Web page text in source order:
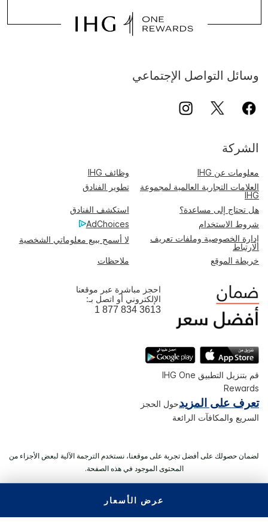
عرض الأسعار
وسائل التواصل الإجتماعي
الشركة
معلومات عن IHG
وظائف IHG
العلامات التجارية العالمية لمجموعة
IHG
تطوير الفنادق
هل تحتاج إلى مساعدة؟
استكشف الفنادق
شروط الاستخدام
AdChoices
إدارة الخصوصية وملفات تعريف
الارتباط
لا أسمح ببيع معلوماتي الشخصية
خريطة الموقع ملاحظات
احجز مباشرة عبر موقعنا
الإلكتروني أو اتصل بـ:
1 877 834 3613
قم بتنزيل التطبيق IHG One
Rewards
تعرف على المزيدحول الحجز
السريع والمكافآت الرائعة
لضمان حصولك على أفضل تجربة على موقعنا، نستخدم الترجمة الآلية لبعض الأجزاء من
المحتوى الموجود في هذه الصفحة.
© 2026 IHG. ‫جميع الحقوق محفوظة.‬ معظم الفنادق مملوكة ويتم